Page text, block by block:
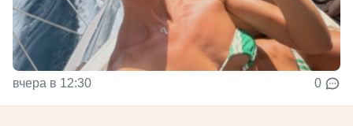
вчера в 12:30 0